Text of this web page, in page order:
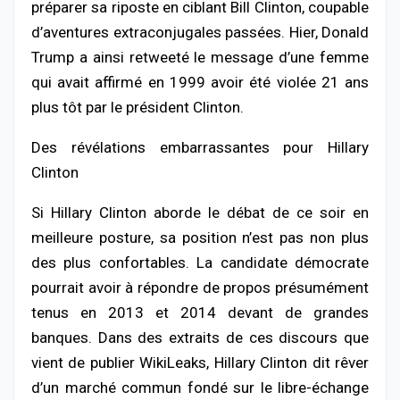
préparer sa riposte en ciblant Bill Clinton, coupable
d’aventures extraconjugales passées. Hier, Donald
Trump a ainsi retweeté le message d’une femme
qui avait affirmé en 1999 avoir été violée 21 ans
plus tôt par le président Clinton.
Des révélations embarrassantes pour Hillary
Clinton
Si Hillary Clinton aborde le débat de ce soir en
meilleure posture, sa position n’est pas non plus
des plus confortables. La candidate démocrate
pourrait avoir à répondre de propos présumément
tenus en 2013 et 2014 devant de grandes
banques. Dans des extraits de ces discours que
vient de publier WikiLeaks, Hillary Clinton dit rêver
d’un marché commun fondé sur le libre-échange